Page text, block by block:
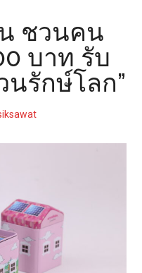
ชวนคน
บาท รับ
นรักษ์โลก”